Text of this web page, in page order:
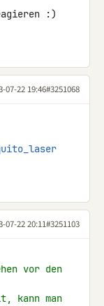
:)
07-22 19:46#3251068
07-22 20:11#3251103
vor den
kann man